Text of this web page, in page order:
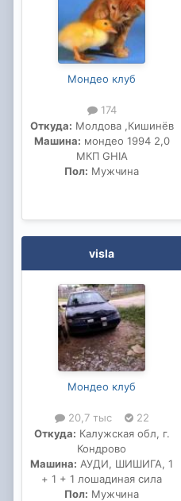
Мондео клуб
174
Откуда: Молдова ,Кишинёв
Машина: мондео 1994 2,0
МКП GHIA
Пол: Мужчина
visla
Мондео клуб
20,7 тыс
22
Откуда: Калужская обл, г.
Кондрово
Машина: АУДИ, ШИШИГА, 1
+ 1 + 1 лошадиная сила
Пол: Мужчина